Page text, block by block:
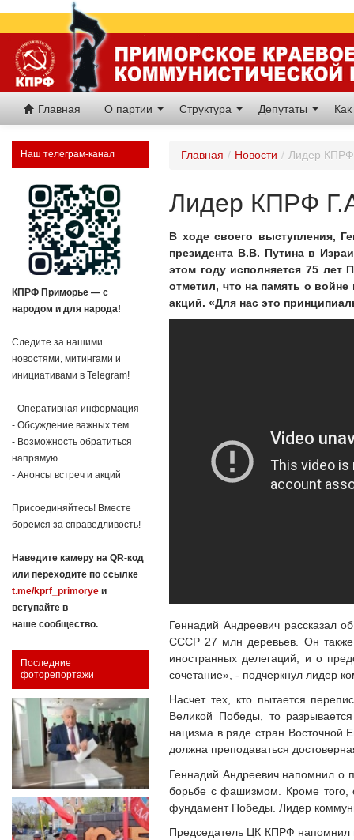
Главная О партии Структура Депутаты
Наш телеграм-канал
КПРФ Приморье — с
народом и для народа!
Следите за нашими
новостями, митингами и
инициативами в Telegram!
- Оперативная информация
- Обсуждение важных тем
- Возможность обратиться
напрямую
- Анонсы встреч и акций
Присоединяйтесь! Вместе
боремся за справедливость!
Наведите камеру на QR-код
или переходите по ссылке
t.me/kprf_primorye и
вступайте в
наше сообщество.
Последние
фоторепортажи
Главная / Новости / Лидер КПРФ
Лидер КПРФ
В ходе своего выступления,
президента В.В. Путина в
этом году исполняется 75
отметил, что на память о
акций. «Для нас это
Геннадий Андреевич рассказал
СССР 27 млн деревьев. Он также
иностранных делегаций, и о
сочетание», - подчеркнул лидер
Насчет тех, кто пытается
Великой Победы, то
нацизма в ряде стран Восточной
должна преподаваться
Геннадий Андреевич напомнил о
борьбе с фашизмом. Кроме того,
фундамент Победы. Лидер
Председатель ЦК КПРФ напомнил